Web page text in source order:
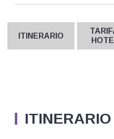
ITINERARIO
ITINERARIO